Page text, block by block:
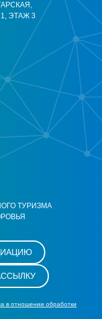
ТУРИЗМА
ЭТАЖ 3
в отношении обработки